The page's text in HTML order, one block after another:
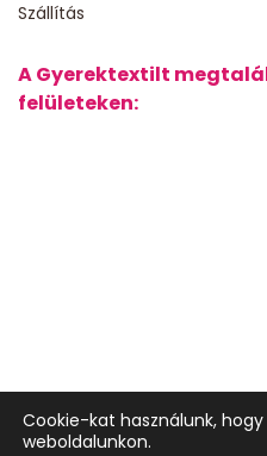
Szállítás
A Gyerektextilt
felületeken:
Cookie-kat használunk,
weboldalunkon.